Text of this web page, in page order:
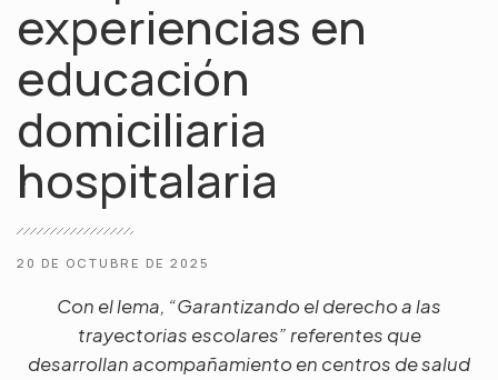
experiencias en
educación
domiciliaria
hospitalaria
20 DE OCTUBRE DE 2025
Con el lema, “Garantizando el derecho a las
trayectorias escolares” referentes que
desarrollan acompañamiento en centros de salud